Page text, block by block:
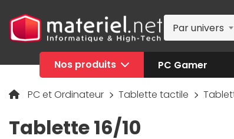
Par univers
Nos produits PC Gamer
PC et Ordinateur Tablette tactile
Tablette 16/10